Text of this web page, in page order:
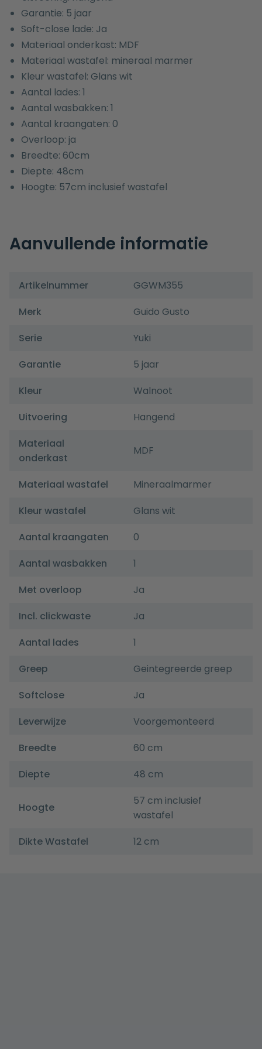
Garantie: 5 jaar
Soft-close lade: Ja
Materiaal onderkast: MDF
Materiaal wastafel: mineraal marmer
Kleur wastafel: Glans wit
Aantal lades: 1
Aantal wasbakken: 1
Aantal kraangaten: 0
Overloop: ja
Breedte: 60cm
Diepte: 48cm
Hoogte: 57cm inclusief wastafel
Aanvullende informatie
Artikelnummer
GGWM355
Merk
Guido Gusto
Serie
Yuki
Garantie
5 jaar
Kleur
Walnoot
Uitvoering
Hangend
Materiaal
onderkast
MDF
Materiaal wastafel
Mineraalmarmer
Kleur wastafel
Glans wit
Aantal kraangaten
0
Aantal wasbakken
1
Met overloop
Ja
Incl. clickwaste
Ja
Aantal lades
1
Greep
Geintegreerde greep
Softclose
Ja
Leverwijze
Voorgemonteerd
Breedte
60 cm
Diepte
48 cm
Hoogte
57 cm inclusief
wastafel
Dikte Wastafel
12 cm